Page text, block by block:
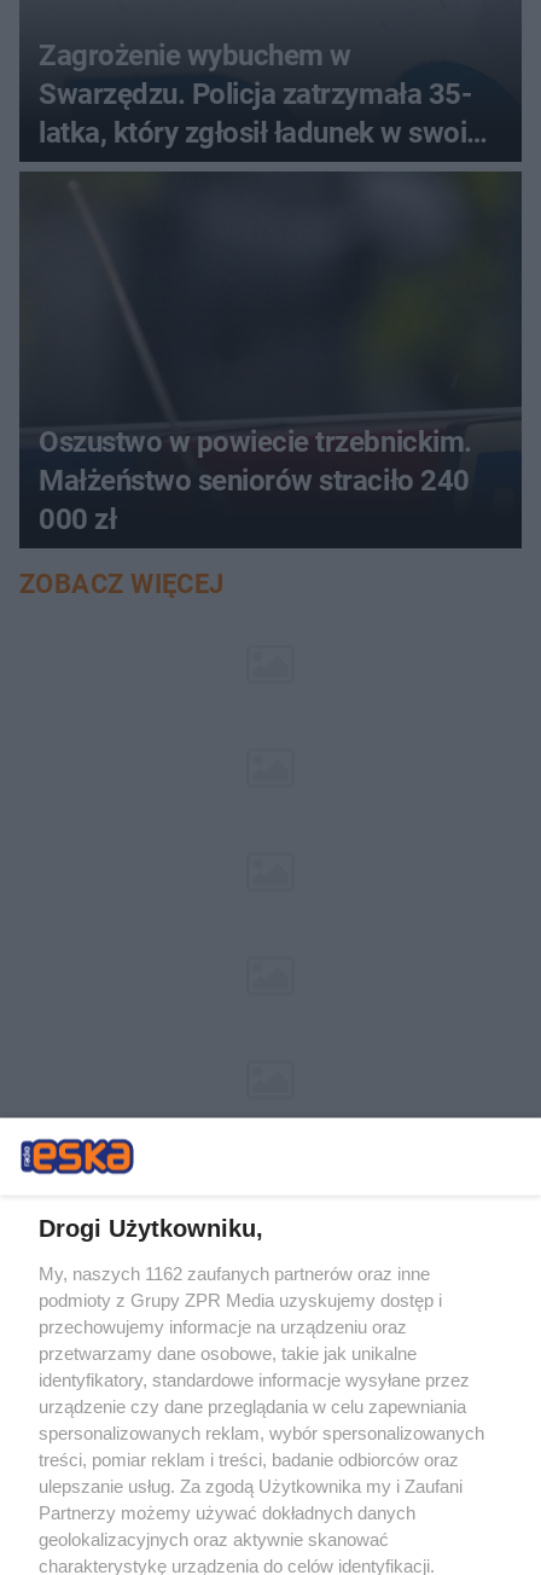
Zagrożenie wybuchem w
Swarzędzu. Policja zatrzymała 35-
latka, który zgłosił ładunek w swoim
aucie
Oszustwo w powiecie trzebnickim.
Małżeństwo seniorów straciło 240
000 zł
ZOBACZ WIĘCEJ
Żaden utwór zamieszczony w serwisie nie może być powielany i
rozpowszechniany lub dalej rozpowszechniany w jakikolwiek sposób (w
tym także elektroniczny lub mechaniczny) na jakimkolwiek polu
eksploatacji w jakiejkolwiek formie, włącznie z umieszczaniem w
Internecie bez pisemnej zgody właściciela praw. Jakiekolwiek użycie lub
wykorzystanie utworów w całości lub w części z naruszeniem prawa,
tzn. bez właściwej zgody, jest zabronione pod groźbą kary i może być
ścigane prawnie.
Drogi Użytkowniku,
My, naszych 1162 zaufanych partnerów oraz inne
podmioty z Grupy ZPR Media uzyskujemy dostęp i
przechowujemy informacje na urządzeniu oraz
przetwarzamy dane osobowe, takie jak unikalne
identyfikatory, standardowe informacje wysyłane przez
urządzenie czy dane przeglądania w celu zapewniania
spersonalizowanych reklam, wybór spersonalizowanych
treści, pomiar reklam i treści, badanie odbiorców oraz
ulepszanie usług. Za zgodą Użytkownika my i Zaufani
Partnerzy możemy używać dokładnych danych
geolokalizacyjnych oraz aktywnie skanować
charakterystykę urządzenia do celów identyfikacji.